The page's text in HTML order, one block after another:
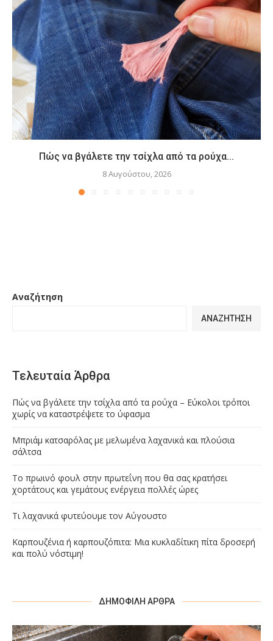
Πώς να βγάλετε την τσίχλα από τα ρούχα...
8 Αυγούστου, 2026
Αναζήτηση
ΑΝΑΖΉΤΗΣΗ
Τελευταία Άρθρα
Πώς να βγάλετε την τσίχλα από τα ρούχα – Εύκολοι τρόποι
χωρίς να καταστρέψετε το ύφασμα
Μπριάμ κατσαρόλας με μελωμένα λαχανικά και πλούσια
σάλτσα
Το πρωινό φουλ στην πρωτεΐνη που θα σας κρατήσει
χορτάτους και γεμάτους ενέργεια πολλές ώρες
Τι λαχανικά φυτεύουμε τον Αύγουστο
Καρπουζένια ή καρπουζόπιτα: Μια κυκλαδίτικη πίτα δροσερή
και πολύ νόστιμη!
ΔΗΜΟΦΙΛΉ ΆΡΘΡΑ